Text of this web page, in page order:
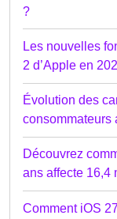
?
Les nouvelles
2 d’Apple en
Évolution des
consommateurs
Découvrez
ans affecte 16,4
Comment iOS